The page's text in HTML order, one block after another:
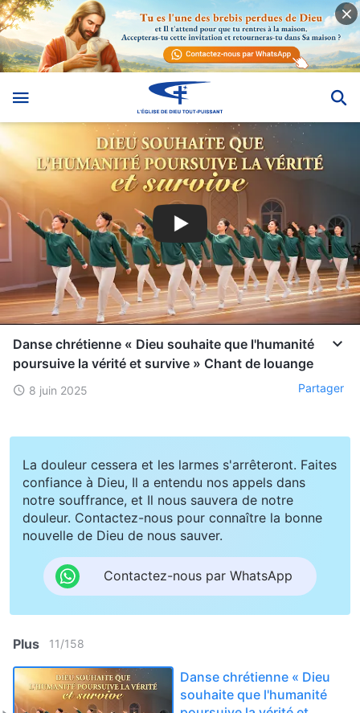
Danse chrétienne « Dieu souhaite que l'humanité
poursuive la vérité et survive » Chant de louange
8 juin 2025 Partager
La douleur cessera et les larmes s'arrêteront. Faites
confiance à Dieu, Il a entendu nos appels dans
notre souffrance, et Il nous sauvera de notre
douleur. Contactez-nous pour connaître la bonne
nouvelle de Dieu de nous sauver.
Contactez-nous par WhatsApp
Plus 11/158
Danse chrétienne « Dieu
souhaite que l'humanité